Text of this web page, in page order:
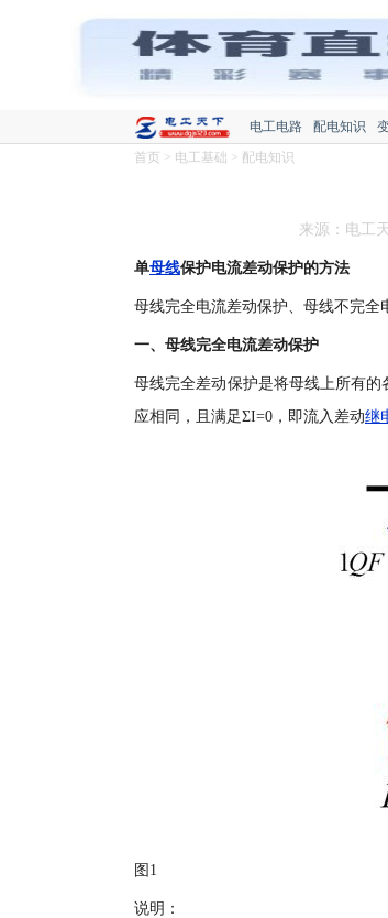
电工电路 配电知识
首页 > 电工基础 > 配电知识
来源：电工
单母线保护电流差动保护的方法
母线完全电流差动保护、母线不完全
一、母线完全电流差动保护
母线完全差动保护是将母线上所有的
应相同，且满足ΣI=0，即流入差动继
图1
说明：